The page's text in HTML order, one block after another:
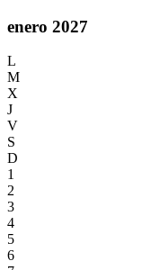
enero 2027
L
M
X
J
V
S
D
1
2
3
4
5
6